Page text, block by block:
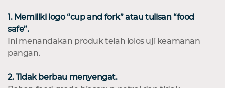
1. Memiliki logo “cup and fork” atau tulisan “food
safe”.
Ini menandakan produk telah lolos uji keamanan
pangan.
2. Tidak berbau menyengat.